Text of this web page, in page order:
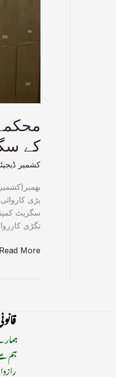
کے
کشمیر
بڑی
سگریٹ
تگڑی
ناکام
Read More »
ہم